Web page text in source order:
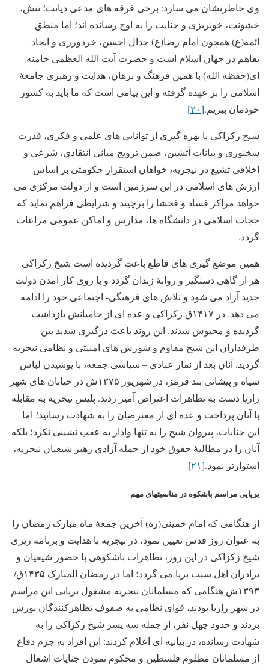
وی خاطرنشان می سازد: برخی فرقه های مدعی دیانت؛ تنش،
خشونت، خونریزی و جنایت را به اوج رسانده اند؛ اما منطق
ائمه(ع) همچون امام رضا(ع) جدال احسن، خردورزی و ایجاد
تفاهم در جهان اسلام است و حضرت آیت الله العظمی خامنه
ای(حفظه الله) با همین فرهنگ و برهان، هدایت و رهبری جامعۀ
اسلامی را بر عهده گرفته و این پیامی است که ما باید به کشور
خودمان ببریم.[۲۰]
شیخ زکزاکی با بهره گیری از توانایی های علمی و فکری، قدرت
سخنوری و بیانات آتشین، ضمن ترویج مبانی انتقادی، شرعی و
اخلاقی تشیع در نیجریه، خواهان استقرار حکومتی بر اساس
ارزش های اسلامی در این سرزمین است و از دولت مرکزی می
خواهد مراکز فساد و فحشا را برچیند و شرایطی فراهم نماید که
حجاب اسلامی در دانشگاه ها، مدارس و اماکن عمومی مراعات
گردد.
همین موضع گیری های قاطع باعث گردیده است شیخ زکزاکی
هر از گاهی دستگیر و روانۀ زندان گردد و با روی کار آمدن دولت
جدید آزاد می شود و تلاش های فرهنگی- اجتماعی خود را ادامه
می دهد. در ۱۴۱۷ق زکزاکی و عده ای از حامیانش بازداشت
گردیده و محبوس شدند. این روند باعث درگیری شدید بین
طرفداران این شیخ مقاوم و شورش های امنیتی و نظامی نیجریه
گردید. آنان بعد از نماز عبادی – سیاسی جمعه، با پوشیدن لباس
سیاه و پیشانی بند قرمز، در شهریور ۱۳۷۵ش در خیابان های شهر
زاریا دست به تظاهرات اعتراض آمیز زدند. پلیس نیجریه به مقابله
با آنان پرداخت و عده ای از معترضان را به شهادت رسانید؛ اما
این جنایات، پیروان شیخ را نه تنها وادار به عقب نشینی نکرد؛ بلکه
آنان را در مطالبۀ حقوق خود از جمله آزادی رهبر شیعیان نیجریه،
استوارتر نمود.[۲۱]
برپایی مراسم باشکوه در مناسبتهای مهم
از هنگامی که امام خمینی(ره) آخرین جمعۀ ماه مبارک رمضان را
به عنوان روز قدس تعیین نمود، در نیجریه با هدایت و برنامه ریزی
شیخ زکزاکی در این روز، تظاهرات باشکوهی با حضور شیعیان و
برادران اهل سنت برپا می گردد؛ اما در رمضان المبارک ۱۴۳۵ق/
۱۳۹۳ش هنگامی که مسلمانان نیجریه مشغول برپایی این مراسم
در شهر زاریا بودند، قوای نظامی به صفوف تظاهرکنندگان یورش
بردند و حدود چهل نفر، از جمله سه پسر شیخ زکزاکی را به
شهادت رسانده، در بیانیه ای اعلام کردند: این افراد به جرم دفاع
از مسلمانان مظلوم فلسطین و محکوم نمودن جنایات اشغال